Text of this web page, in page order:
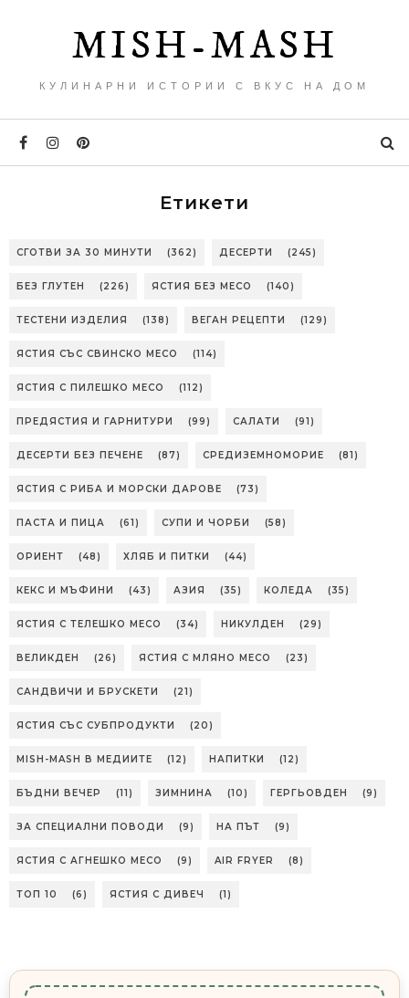
MISH-MASH
КУЛИНАРНИ ИСТОРИИ С ВКУС НА ДОМ
Етикети
СГОТВИ ЗА 30 МИНУТИ (362) ДЕСЕРТИ (245)
БЕЗ ГЛУТЕН (226) ЯСТИЯ БЕЗ МЕСО (140)
ТЕСТЕНИ ИЗДЕЛИЯ (138) ВЕГАН РЕЦЕПТИ (129)
ЯСТИЯ СЪС СВИНСКО МЕСО (114)
ЯСТИЯ С ПИЛЕШКО МЕСО (112)
ПРЕДЯСТИЯ И ГАРНИТУРИ (99) САЛАТИ (91)
ДЕСЕРТИ БЕЗ ПЕЧЕНЕ (87) СРЕДИЗЕМНОМОРИЕ (81)
ЯСТИЯ С РИБА И МОРСКИ ДАРОВЕ (73)
ПАСТА И ПИЦА (61) СУПИ И ЧОРБИ (58)
ОРИЕНТ (48) ХЛЯБ И ПИТКИ (44)
КЕКС И МЪФИНИ (43) АЗИЯ (35) КОЛЕДА (35)
ЯСТИЯ С ТЕЛЕШКО МЕСО (34) НИКУЛДЕН (29)
ВЕЛИКДЕН (26) ЯСТИЯ С МЛЯНО МЕСО (23)
САНДВИЧИ И БРУСКЕТИ (21)
ЯСТИЯ СЪС СУБПРОДУКТИ (20)
MISH-MASH В МЕДИИТЕ (12) НАПИТКИ (12)
БЪДНИ ВЕЧЕР (11) ЗИМНИНА (10) ГЕРГЬОВДЕН (9)
ЗА СПЕЦИАЛНИ ПОВОДИ (9) НА ПЪТ (9)
ЯСТИЯ С АГНЕШКО МЕСО (9) AIR FRYER (8)
ТОП 10 (6) ЯСТИЯ С ДИВЕЧ (1)